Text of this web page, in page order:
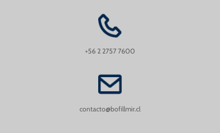
+56 2 2757 7600
contacto@bofillmir.cl